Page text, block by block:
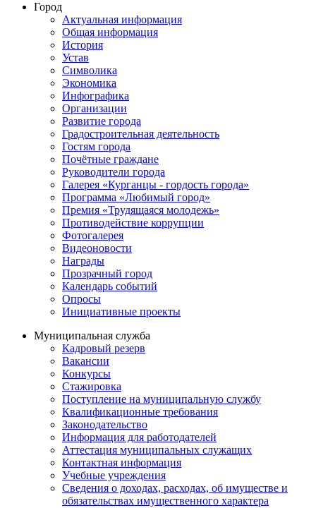
Город
Актуальная информация
Общая информация
История
Устав
Символика
Экономика
Инфографика
Организации
Развитие города
Градостроительная деятельность
Гостям города
Почётные граждане
Руководители города
Галерея «Курганцы - гордость города»
Программа «Любимый город»
Премия «Трудящаяся молодежь»
Противодействие коррупции
Фотогалерея
Видеоновости
Награды
Прозрачный город
Календарь событий
Опросы
Инициативные проекты
Муниципальная служба
Кадровый резерв
Вакансии
Конкурсы
Стажировка
Поступление на муниципальную службу
Квалификационные требования
Законодательство
Информация для работодателей
Аттестация муниципальных служащих
Контактная информация
Учебные учреждения
Сведения о доходах, расходах, об имуществе и
обязательствах имущественного характера